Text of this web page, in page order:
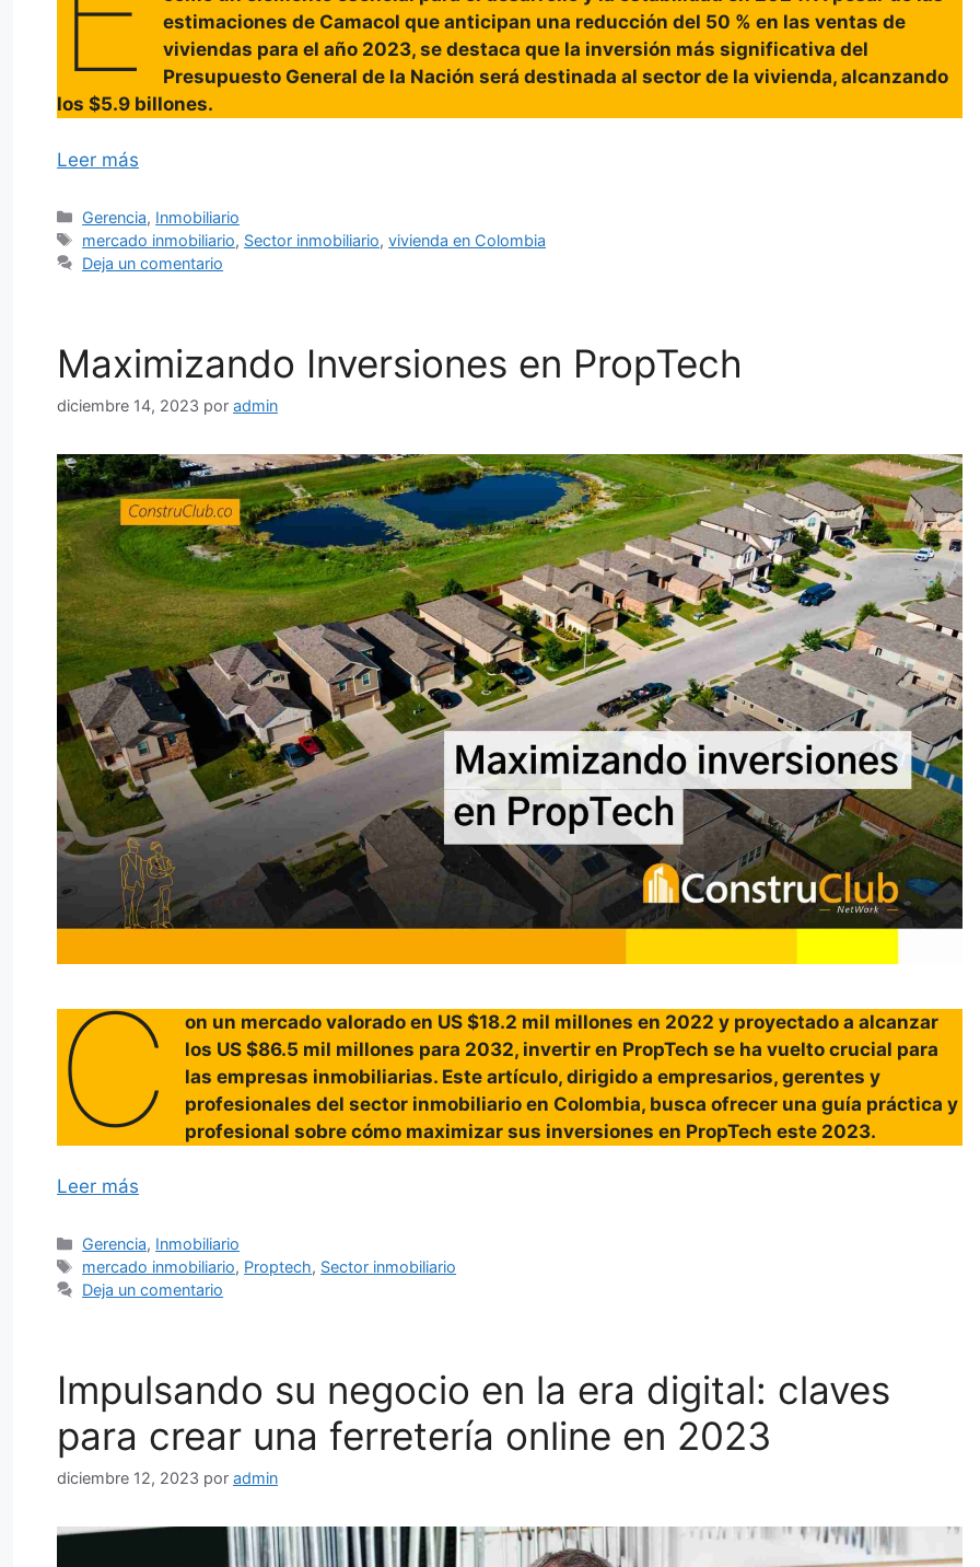
estimaciones de Camacol que anticipan una reducción del 50 % en las ventas de
viviendas para el año 2023, se destaca que la inversión más significativa del
Presupuesto General de la Nación será destinada al sector de la vivienda, alcanzando
los $5.9 billones.
Leer más
Categorías
Gerencia, Inmobiliario
Etiquetas
mercado inmobiliario, Sector inmobiliario,vivienda en Colombia
Deja un comentario
Maximizando Inversiones en PropTech
diciembre 14, 2023 por admin
C
on un mercado valorado en US $18.2 mil millones en 2022 y proyectado a alcanzar
los US $86.5 mil millones para 2032, invertir en PropTech se ha vuelto crucial para
las empresas inmobiliarias. Este artículo, dirigido a empresarios, gerentes y
profesionales del sector inmobiliario en Colombia, busca ofrecer una guía práctica y
profesional sobre cómo maximizar sus inversiones en PropTech este 2023.
Leer más
Categorías
Gerencia, Inmobiliario
Etiquetas
mercado inmobiliario, Proptech, Sector inmobiliario
Deja un comentario
Impulsando su negocio en la era digital: claves
para crear una ferretería online en 2023
diciembre 12, 2023 por admin